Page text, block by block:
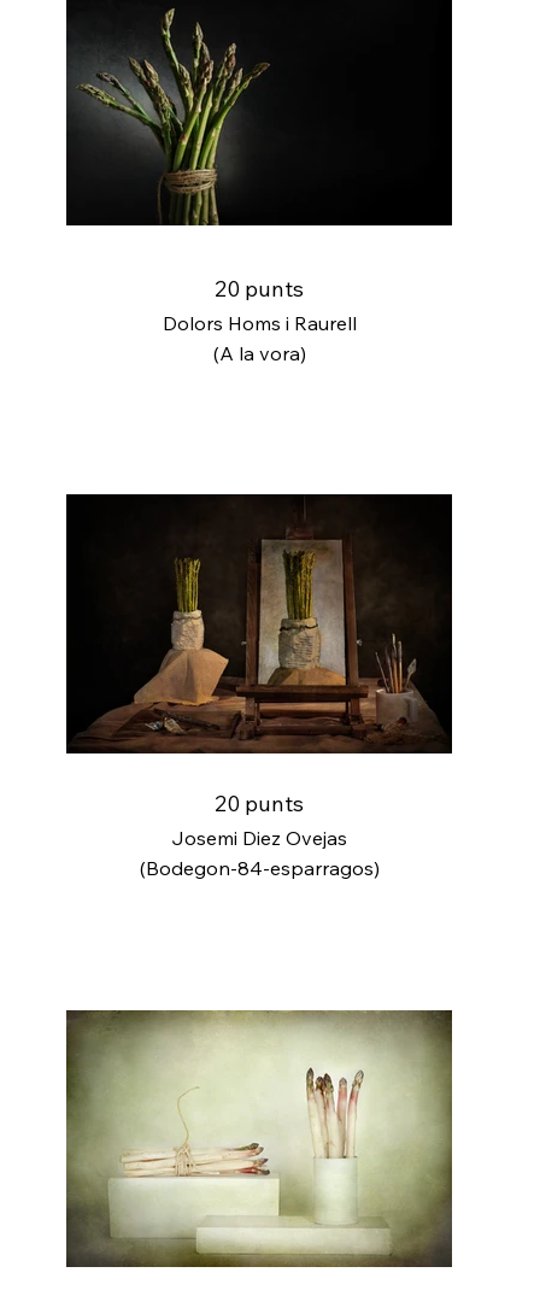
20 punts
Dolors Homs i Raurell
(A la vora)
20 punts
Josemi Diez Ovejas
(Bodegon-84-esparragos)